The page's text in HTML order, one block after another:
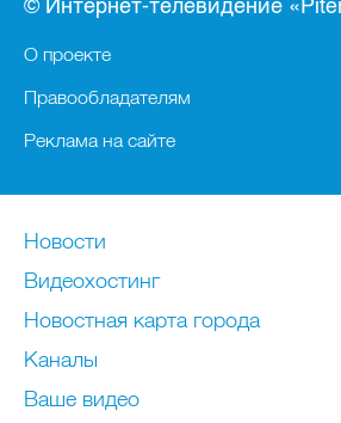
© Интернет-телевидение
О проекте
Правообладателям
Реклама на сайте
Новости
Видеохостинг
Новостная карта города
Каналы
Ваше видео